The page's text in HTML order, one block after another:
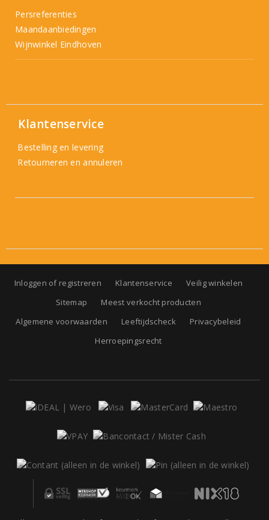
Persreferenties
Maandaanbiedingen
Wijnwinkel Eindhoven
Klantenservice
Bestelling en levering
Retourneren en annuleren
Inloggen of registreren Klantenservice
Veilig winkelen
Sitemap
Meest verkocht producten
Algemene voorwaarden
Leeftijdscheck
Privacybeleid
Herroepingsrecht